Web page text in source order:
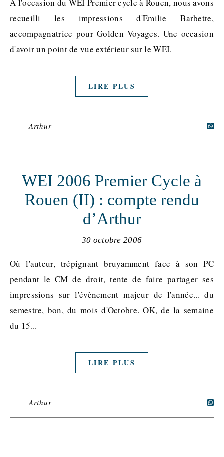
recueilli les impressions d'Emilie Barbette,
accompagnatrice pour Golden Voyages. Une occasion
d'avoir un point de vue extérieur sur le WEI.
LIRE PLUS
Arthur
WEI 2006 Premier Cycle à
Rouen (II) : compte rendu
d’Arthur
30 octobre 2006
Où l'auteur, trépignant bruyamment face à son PC
pendant le CM de droit, tente de faire partager ses
impressions sur l'évènement majeur de l'année... du
semestre, bon, du mois d'Octobre. OK, de la semaine
du 15...
LIRE PLUS
Arthur